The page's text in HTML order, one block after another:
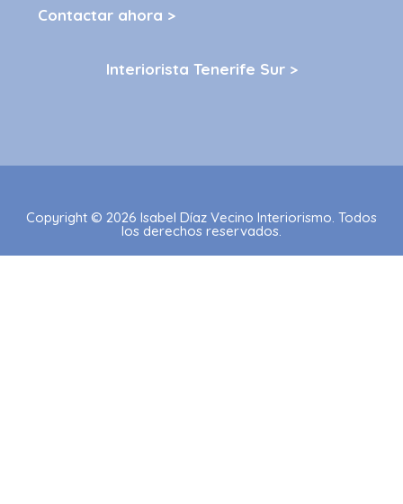
Interiorista Tenerife Sur >
Contactar ahora >
Copyright © 2026 Isabel Díaz Vecino Interiorismo. Todos
los derechos reservados.